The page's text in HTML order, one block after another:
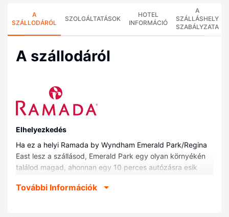
A
SZÁLLODÁRÓL
SZOLGÁLTATÁSOK
HOTEL
INFORMÁCIÓ
A
SZÁLLÁSHELY
SZABÁLYZATA
A szállodáról
Elhelyezkedés
Ha ez a helyi Ramada by Wyndham Emerald Park/Regina
East lesz a szállásod, Emerald Park egy olyan környékén
találod magad, ahonnan egy 10 perces autózásra esik
17,6 km-re található Mosaic Stadion, Taylor Field, ill. 20,7
További Információk